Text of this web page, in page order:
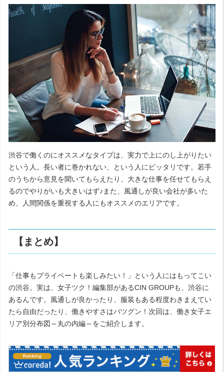
渋谷で働くのにオススメなタイプは、実力で上にのし上がりたい
という人。長い者に巻かれない、という人にピッタリです。若手
のうちから意見を聞いてもらえたり、大きな仕事を任せてもらえ
るのでやりがいも大きいはず♪また、風通しが良い会社が多いた
め、人間関係を重視する人にもオススメのエリアです。
【まとめ】
「仕事もプライベートも楽しみたい！」という人にはもってこい
の渋谷。実は、女子ツク！編集部があるCIN GROUPも、渋谷に
あるんです。風通しが良かったり、服装もある程度わきまえてい
たら自由だったり、働きやすさはバツグン！次回は、働き女子エ
リア別分布図～丸の内編～をご紹介します。